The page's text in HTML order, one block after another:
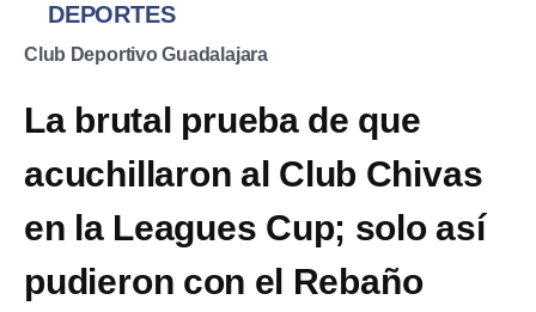
DEPORTES
Club Deportivo Guadalajara
La brutal prueba de que
acuchillaron al Club Chivas
en la Leagues Cup; solo así
pudieron con el Rebaño